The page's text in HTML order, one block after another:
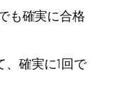
も確実に合格
確実に1回で